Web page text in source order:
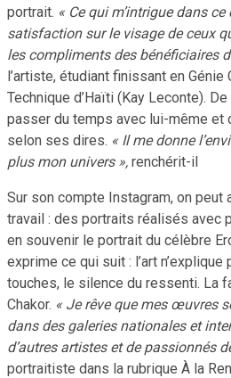
portrait. « Ce qui m’intrigue dans ce
satisfaction sur le visage de ceux
les compliments des bénéficiaires
l’artiste, étudiant finissant en Génie
Technique d’Haïti (Kay Leconte).
passer du temps avec lui-même
selon ses dires. « Il me donne
plus mon univers », renchérit-il
Sur son compte Instagram, on peut
travail : des portraits réalisés avec
en souvenir le portrait du célèbre
exprime ce qui suit : l’art
touches, le silence du ressenti. La
Chakor. « Je rêve que mes œuvres
dans des galeries nationales et
d’autres artistes et de passionnés
portraitiste dans la rubrique À la